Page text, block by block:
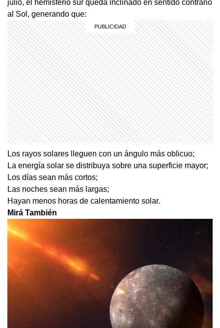
julio, el hemisferio sur queda inclinado en sentido contrario
al Sol, generando que:
Los rayos solares lleguen con un ángulo más oblicuo;
La energía solar se distribuya sobre una superficie mayor;
Los días sean más cortos;
Las noches sean más largas;
Hayan menos horas de calentamiento solar.
Mirá También